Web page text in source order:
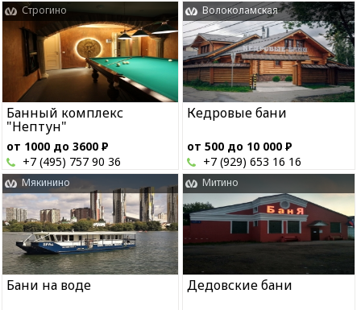
Банный комплекс
"Нептун"
от 1000 до 3600 Р
Строгино
+7 (495) 757 90 36
Кедровые бани
от 500 до 10 000 Р
Волоколамская
+7 (929) 653 16 16
Бани на воде
Мякинино
Дедовские бани
Митино